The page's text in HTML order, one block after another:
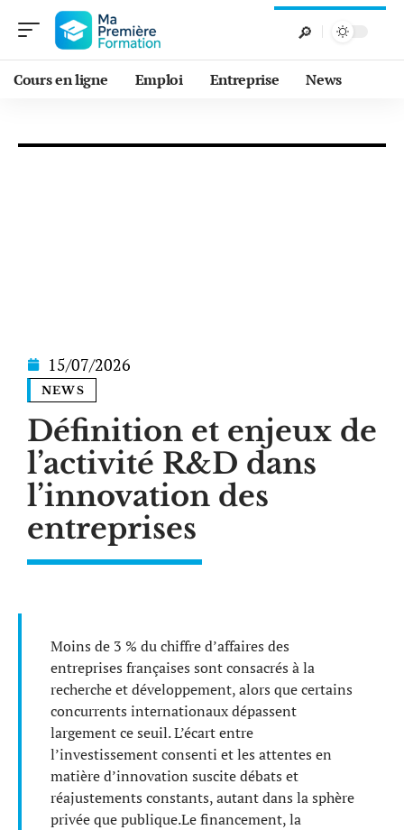
Cours en ligne Emploi Entreprise News
15/07/2026
NEWS
Définition et enjeux de
l’activité R&D dans
l’innovation des
entreprises
Moins de 3 % du chiffre d’affaires des
entreprises françaises sont consacrés à la
recherche et développement, alors que certains
concurrents internationaux dépassent
largement ce seuil. L’écart entre
l’investissement consenti et les attentes en
matière d’innovation suscite débats et
réajustements constants, autant dans la sphère
privée que publique.Le financement, la